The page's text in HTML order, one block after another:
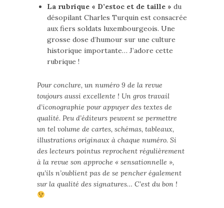
La rubrique « D’estoc et de taille » du
désopilant Charles Turquin est consacrée
aux fiers soldats luxembourgeois. Une
grosse dose d’humour sur une culture
historique importante… J’adore cette
rubrique !
Pour conclure, un numéro 9 de la revue
toujours aussi excellente ! Un gros travail
d’iconographie pour appuyer des textes de
qualité. Peu d’éditeurs peuvent se permettre
un tel volume de cartes, schémas, tableaux,
illustrations originaux à chaque numéro. Si
des lecteurs pointus reprochent régulièrement
à la revue son approche « sensationnelle »,
qu’ils n’oublient pas de se pencher également
sur la qualité des signatures… C’est du bon !